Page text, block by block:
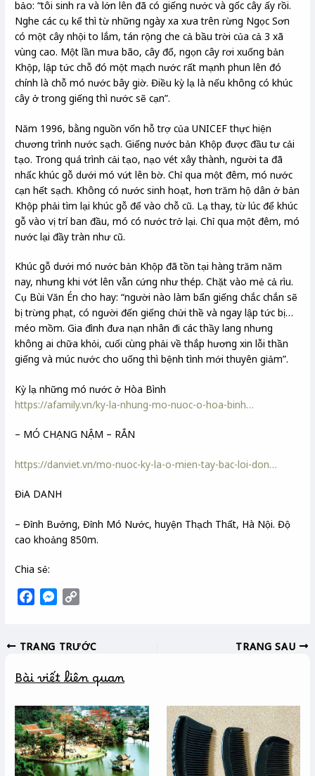
bảo: “tôi sinh ra và lớn lên đã có giếng nước và gốc cây ấy rồi.
Nghe các cụ kể thì từ những ngày xa xưa trên rừng Ngọc Sơn
có một cây nhội to lắm, tán rộng che cả bầu trời của cả 3 xã
vùng cao. Một lần mưa bão, cây đổ, ngọn cây rơi xuống bản
Khộp, lập tức chỗ đó một mạch nước rất mạnh phun lên đó
chính là chỗ mó nước bây giờ. Điều kỳ lạ là nếu không có khúc
cây ở trong giếng thì nước sẽ cạn”.
Năm 1996, bằng nguồn vốn hỗ trợ của UNICEF thực hiện
chương trình nước sạch. Giếng nước bản Khộp được đầu tư cải
tạo. Trong quá trình cải tạo, nạo vét xây thành, người ta đã
nhấc khúc gỗ dưới mó vứt lên bờ. Chỉ qua một đêm, mó nước
cạn hết sạch. Không có nước sinh hoạt, hơn trăm hộ dân ở bản
Khộp phải tìm lại khúc gỗ để vào chỗ cũ. Lạ thay, từ lúc để khúc
gỗ vào vị trí ban đầu, mó có nước trở lại. Chỉ qua một đêm, mó
nước lại đầy tràn như cũ.
Khúc gỗ dưới mó nước bản Khộp đã tồn tại hàng trăm năm
nay, nhưng khi vớt lên vẫn cứng như thép. Chặt vào mẻ cả rìu.
Cụ Bùi Văn Én cho hay: “người nào làm bẩn giếng chắc chắn sẽ
bị trừng phạt, có người đến giếng chửi thề và ngay lập tức bị…
méo mồm. Gia đình đưa nạn nhân đi các thầy lang nhưng
không ai chữa khỏi, cuối cùng phải về thắp hương xin lỗi thần
giếng và múc nước cho uống thì bệnh tình mới thuyên giảm”.
Kỳ lạ những mó nước ở Hòa Bình
https://afamily.vn/ky-la-nhung-mo-nuoc-o-hoa-binh…
– MÓ CHẠNG NẬM – RẮN
https://danviet.vn/mo-nuoc-ky-la-o-mien-tay-bac-loi-don…
ĐiA DANH
– Đỉnh Bưởng, Đỉnh Mó Nước, huyện Thạch Thất, Hà Nội. Độ
cao khoảng 850m.
Chia sẻ:
e
o
k
M
s
n
e
r
y
i
k
TRANG TRƯỚC TRANG SAU
Bài viết liên quan